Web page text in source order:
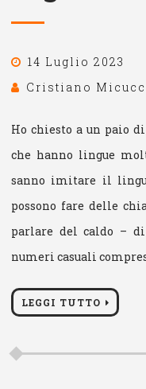
14 Luglio 2023
Cristiano
Ho chiesto a un paio
che hanno lingue
sanno imitare il
possono fare delle
parlare del caldo –
numeri casuali
LEGGI TUTTO